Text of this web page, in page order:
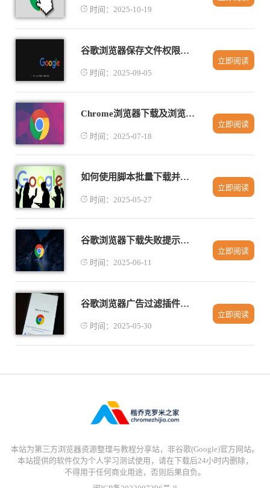
时间：2025-10-19
谷歌浏览器保存文件权限不足赋予权限详细流程
时间：2025-09-05
立即阅读
Chrome浏览器下载及浏览器扩展自动更新关闭方法
时间：2025-07-18
立即阅读
如何使用脚本批量下载并安装谷歌浏览器
时间：2025-05-27
立即阅读
谷歌浏览器下载失败提示文件已存在处理办法
时间：2025-06-11
立即阅读
谷歌浏览器广告过滤插件安全使用提示
时间：2025-05-30
立即阅读
本站为第三方浏览器资源整理与教程分享站，非谷歌(Google)官方网站。
本站提供的软件仅为个人学习测试使用，请在下载后24小时内删除，
不得用于任何商业用途，否则后果自负。